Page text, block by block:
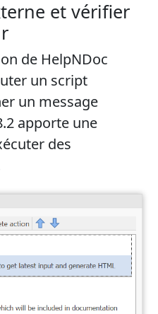
et vérifier
de HelpNDoc
un script
un message
apporte une
des